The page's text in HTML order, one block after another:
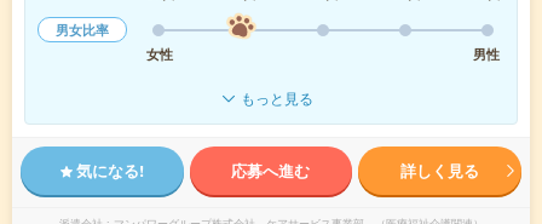
男女比率
女性
男性
もっと見る
気になる! 応募へ進む 詳しく見る